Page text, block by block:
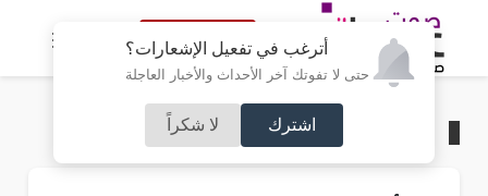
أترغب في تفعيل الإشعارات؟
حتى لا تفوتك آخر الأحداث والأخبار العاجلة
اشترك لا شكراً
النسخة الكاملة
آراء و مقالات